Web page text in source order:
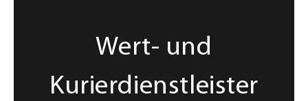
Wert- und
Kurierdienstleister